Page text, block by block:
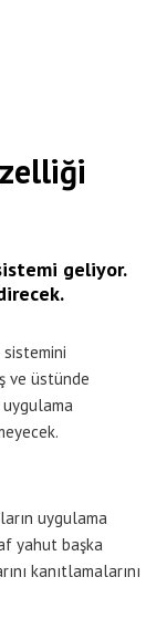
geliyor.
sistemini
ve üstünde
uygulama
uygulama
yahut başka
kanıtlamalarını